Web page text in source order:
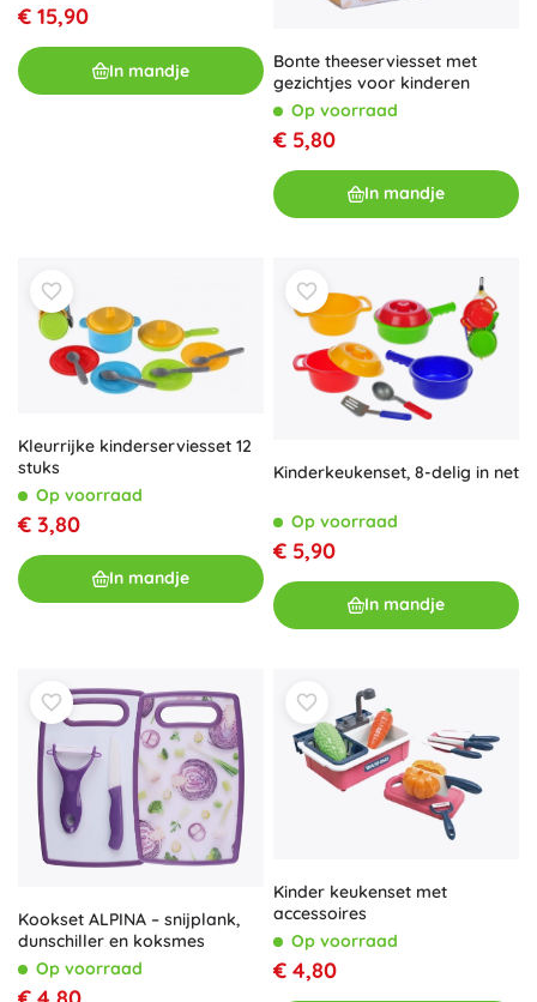
€ 15,90
In mandje
Bonte theeserviesset met
gezichtjes voor kinderen
Op voorraad
€ 5,80
In mandje
Kleurrijke kinderserviesset 12
stuks
Op voorraad
€ 3,80
In mandje
Kinderkeukenset, 8-delig in net
Op voorraad
€ 5,90
In mandje
Kookset ALPINA – snijplank,
dunschiller en koksmes
Op voorraad
Kinder keukenset met
accessoires
Op voorraad
€ 4,80